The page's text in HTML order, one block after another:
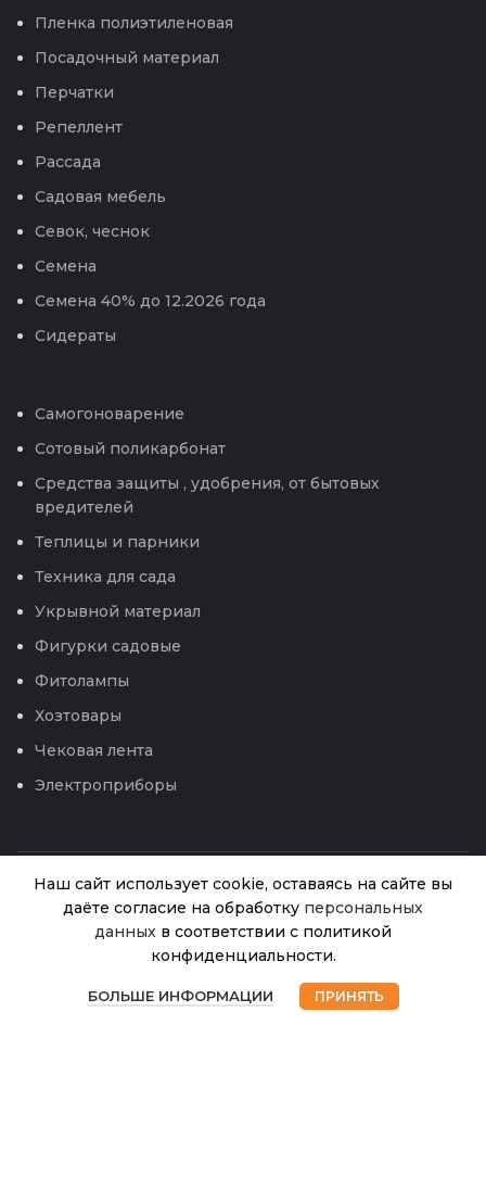
Пленка полиэтиленовая
Посадочный материал
Перчатки
Репеллент
Рассада
Садовая мебель
Севок, чеснок
Семена
Семена 40% до 12.2026 года
Сидераты
Самогоноварение
Сотовый поликарбонат
Средства защиты , удобрения, от бытовых
вредителей
Теплицы и парники
Техника для сада
Укрывной материал
Фигурки садовые
Фитолампы
Хозтовары
Чековая лента
Электроприборы
Интернет магазин Успех. ИП Хрипунов Сергей
Наш сайт использует cookie, оставаясь на сайте вы
даёте согласие на обработку персональных
данных в соответствии с политикой
конфиденциальности.
БОЛЬШЕ ИНФОРМАЦИИ ПРИНЯТЬ
Пленка
Светлица
«Водяной»
300мкм, 308.00₽
наличии
Магазин Избранное Корзина Мой аккаунт